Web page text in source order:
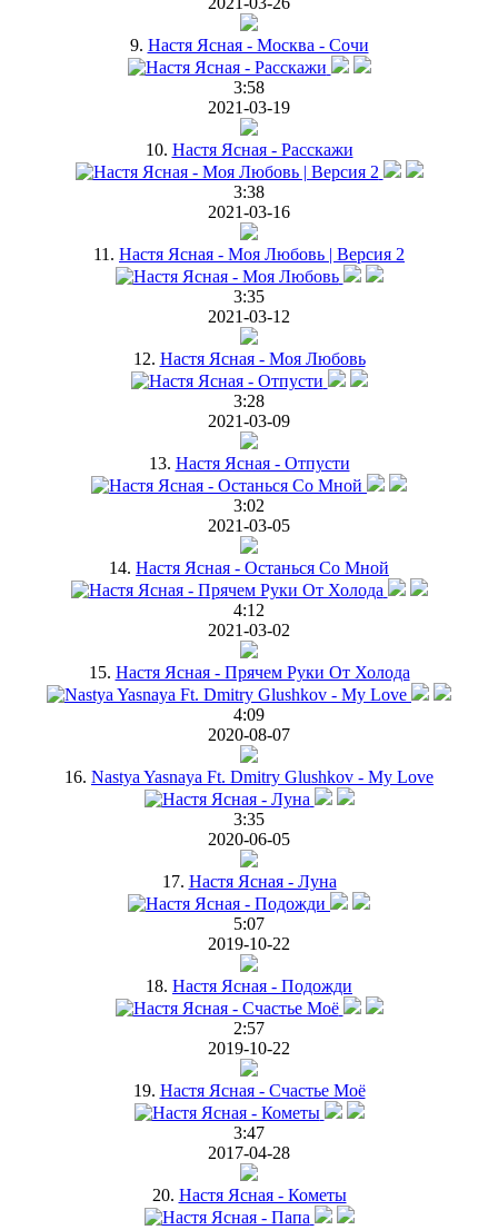
9. Настя Ясная - Москва - Сочи
3:58
2021-03-19
10. Настя Ясная - Расскажи
3:38
2021-03-16
11. Настя Ясная - Моя Любовь | Версия 2
3:35
2021-03-12
12. Настя Ясная - Моя Любовь
3:28
2021-03-09
13. Настя Ясная - Отпусти
3:02
2021-03-05
14. Настя Ясная - Останься Со Мной
4:12
2021-03-02
15. Настя Ясная - Прячем Руки От Холода
4:09
2020-08-07
16. Nastya Yasnaya Ft. Dmitry Glushkov - My Love
3:35
2020-06-05
17. Настя Ясная - Луна
5:07
2019-10-22
18. Настя Ясная - Подожди
2:57
2019-10-22
19. Настя Ясная - Счастье Моё
3:47
2017-04-28
20. Настя Ясная - Кометы